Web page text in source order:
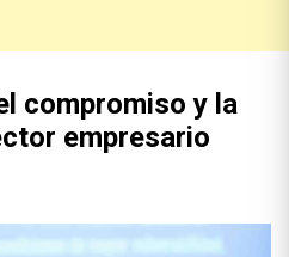
compromiso y la
empresario